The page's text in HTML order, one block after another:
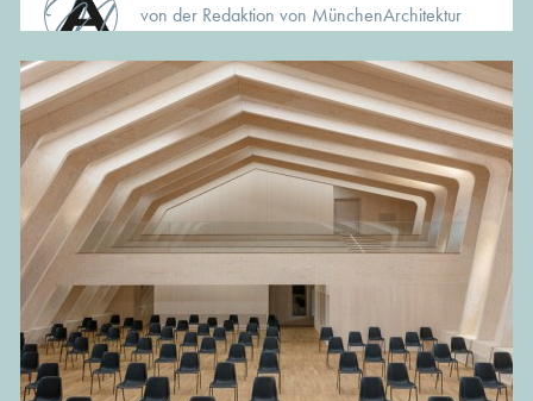
von der Redaktion von MünchenArchitektur